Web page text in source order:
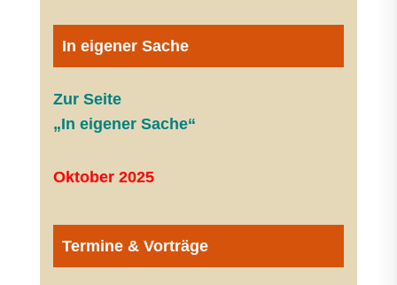
In eigener Sache
Zur Seite
„In eigener Sache“
Oktober 2025
Termine & Vorträge